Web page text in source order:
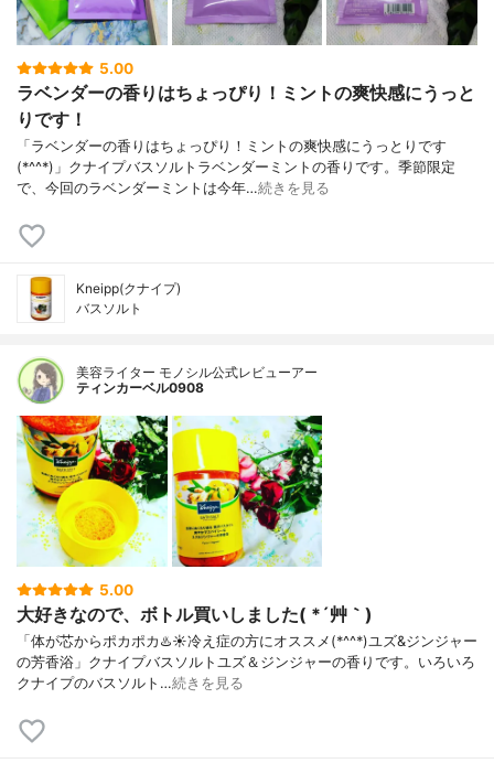
5.00
ラベンダーの香りはちょっぴり！ミントの爽快感にうっと
りです！
「ラベンダーの香りはちょっぴり！ミントの爽快感にうっとりです
(*^^*)」クナイプバスソルトラベンダーミントの香りです。季節限定
で、今回のラベンダーミントは今年…続きを見る
Kneipp(クナイプ)
バスソルト
美容ライター モノシル公式レビューアー
ティンカーベル0908
5.00
大好きなので、ボトル買いしました( *´艸｀)
「体が芯からポカポカ♨️☀️冷え症の方にオススメ(*^^*)ユズ&ジンジャー
の芳香浴」クナイプバスソルトユズ＆ジンジャーの香りです。いろいろ
クナイプのバスソルト…続きを見る